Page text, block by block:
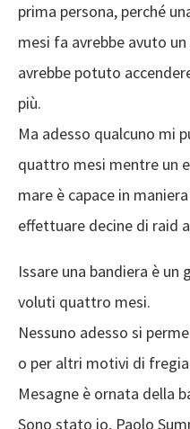
prima persona, perché
mesi fa avrebbe avuto
avrebbe potuto
più.
Ma adesso qualcuno mi
quattro mesi mentre un
mare è capace in
effettuare decine di raid
Issare una bandiera è
voluti quattro mesi.
Nessuno adesso si
o per altri motivi di
Mesagne è ornata della
Sono stato io, Paolo